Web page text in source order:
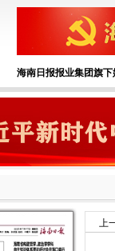
海南日报报业集团旗下
上